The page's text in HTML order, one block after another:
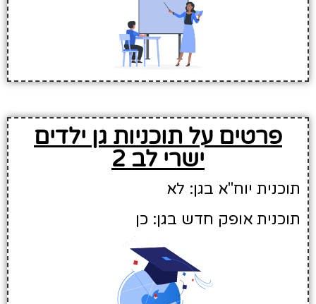
פרטים על תוכניות גן ילדים
ישרי לב 2
תוכנית יוח"א בגן: לא
תוכנית אופק חדש בגן: כן